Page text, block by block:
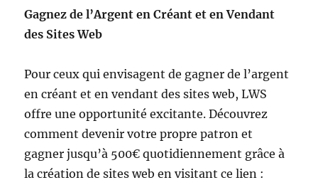
Gagnez de l’Argent en Créant et en Vendant
des Sites Web
Pour ceux qui envisagent de gagner de l’argent
en créant et en vendant des sites web, LWS
offre une opportunité excitante. Découvrez
comment devenir votre propre patron et
gagner jusqu’à 500€ quotidiennement grâce à
la création de sites web en visitant ce lien :